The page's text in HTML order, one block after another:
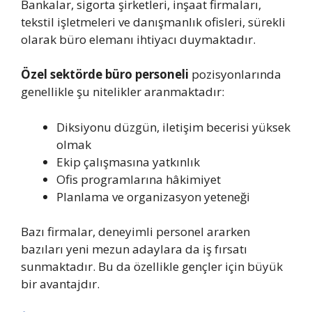
Bankalar, sigorta şirketleri, inşaat firmaları,
tekstil işletmeleri ve danışmanlık ofisleri, sürekli
olarak büro elemanı ihtiyacı duymaktadır.
Özel sektörde büro personeli pozisyonlarında
genellikle şu nitelikler aranmaktadır:
Diksiyonu düzgün, iletişim becerisi yüksek
olmak
Ekip çalışmasına yatkınlık
Ofis programlarına hâkimiyet
Planlama ve organizasyon yeteneği
Bazı firmalar, deneyimli personel ararken
bazıları yeni mezun adaylara da iş fırsatı
sunmaktadır. Bu da özellikle gençler için büyük
bir avantajdır.